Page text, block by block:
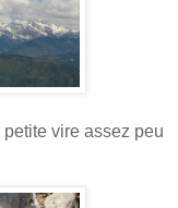
vire assez peu